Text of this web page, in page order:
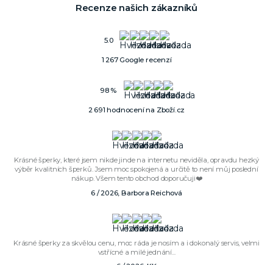
Recenze našich zákazníků
5.0
1 267 Google recenzí
98 %
2 691 hodnocení na Zboží.cz
Krásné šperky, které jsem nikde jinde na internetu neviděla, opravdu hezký
výběr kvalitních šperků. Jsem moc spokojená a určitě to není můj poslední
nákup. Všem tento obchod doporučuji❤️
6 / 2026, Barbora Reichová
Krásné šperky za skvělou cenu, moc ráda je nosím a i dokonalý servis, velmi
vstřícné a milé jednání...